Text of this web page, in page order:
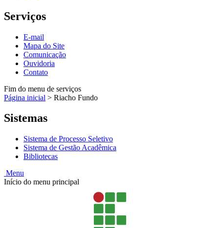
Serviços
E-mail
Mapa do Site
Comunicação
Ouvidoria
Contato
Fim do menu de serviços
Página inicial > Riacho Fundo
Sistemas
Sistema de Processo Seletivo
Sistema de Gestão Acadêmica
Bibliotecas
Menu
Início do menu principal